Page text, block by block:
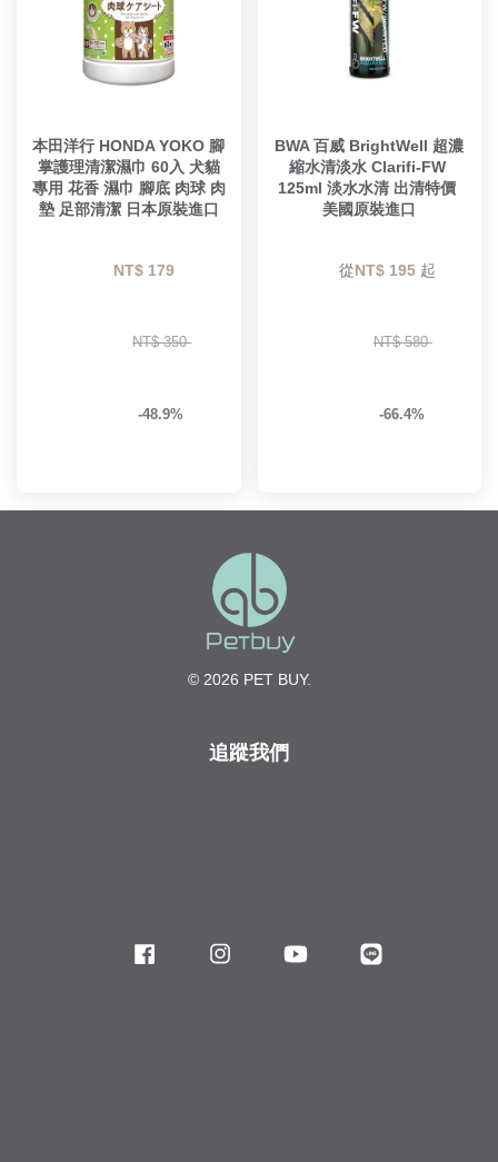
本田洋行 HONDA YOKO 腳
掌護理清潔濕巾 60入 犬貓
專用 花香 濕巾 腳底 肉球 肉
墊 足部清潔 日本原裝進口
NT$ 179
NT$ 350
-48.9%
BWA 百威 BrightWell 超濃
縮水清淡水 Clarifi-FW
125ml 淡水水清 出清特價
美國原裝進口
        從
NT$ 195 起
NT$ 580
-66.4%
© 2026 PET BUY.
追蹤我們